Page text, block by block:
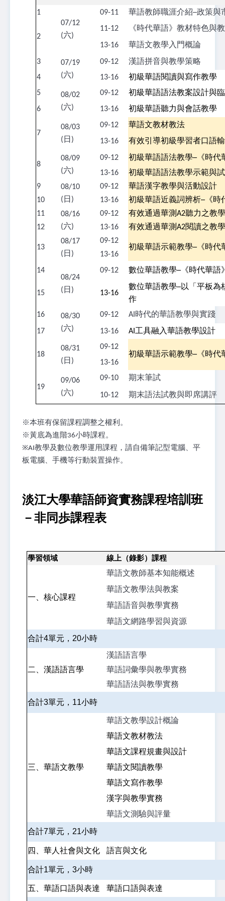
1
07/12
(六)
09-11 華語教師職涯介紹─政策與
2
11-12 《時代華語》教材特色與
13-16 華語文教學入門概論
3
07/19
(六)
09-12
漢語拼音與教學策略
4
13-16
初級華語閱讀與寫作教學
5
08/02
(六)
09-12
初級華語語法教案設計與
6
13-16 初級華語聽力與會話教學
7
08/03
(日)
09-12
華語文教材教法
13-16
有效引導初級學習者口語
8
08/09
(六)
09-12
初級華語語法教學─《時代
13-16
初級華語語法教學示範與
9
08/10
(日)
09-12
華語漢字教學與活動設計
10
13-16
初級華語近義詞辨析─《時
11
08/16
(六)
09-12 有效通過華測A2聽力之教
12
13-16 有效通過華測A2閱讀之教
13
08/17
(日)
09-12
初級華語示範教學─《時代
13-16
14
08/24
(日)
09-12 數位華語教學─《時代華語
15 13-16
數位華語教學─以「平板為
作
16
08/30
(六)
09-12 AI時代的華語教學與實踐
17 13-16 AI 工具融入華語教學設計
18
08/31
(日)
09-12
初級華語示範教學─《時代
13-16
19
09/06
(六)
09-10 期末筆試
10-12 期末語法試教與即席講評
※本班有保留課程調整之權利。
※黃底為進階36小時課程。
※AI教學及數位教學運用課程，請自備筆記型電腦、平
板電腦、手機等行動裝置操作。
淡江大學華語師資實務課程培訓班
－非同歩課程表
學習領域 線上（錄影）課程
一、核心課程
華語文教師基本知能概述
華語文教學法與教案
華語語音與教學實務
華語文網路學習與資源
合計4單元，20小時
二、漢語語言學
漢語語言學
華語詞彙學與教學實務
華語語法與教學實務
合計3單元，11小時
三、華語文教學
華語文教學設計概論
華語文教材教法
華語文課程規畫與設計
華語文閱讀教學
華語文寫作教學
漢字與教學實務
華語文測驗與評量
合計7單元，21小時
四、華人社會與文化 語言與文化
合計1單元，3小時
五、華語口語與表達 華語口語與表達